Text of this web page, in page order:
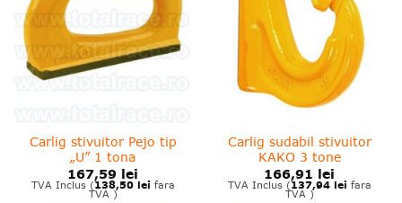
Carlig stivuitor Pejo tip
„U” 1 tona
167,59 lei
TVA Inclus (138,50 lei fara
TVA )
Carlig sudabil stivuitor
KAKO 3 tone
166,91 lei
TVA Inclus (137,94 lei fara
TVA )